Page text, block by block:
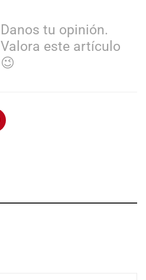
Danos tu opinión.
Valora este artículo
😉